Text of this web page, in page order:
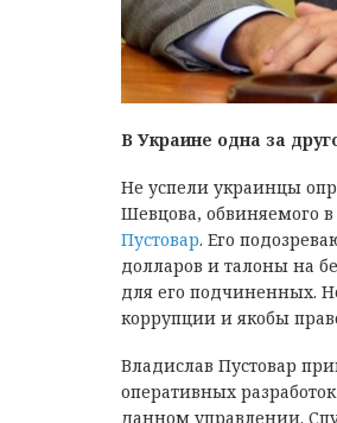
В Украине одна за
Не успели украинцы
Шевцова, обвиняемого в
Пустовар. Его
долларов и талоны на
для его подчиненных.
коррупции и якобы
Владислав Пустовар
оперативных
данном управлении.